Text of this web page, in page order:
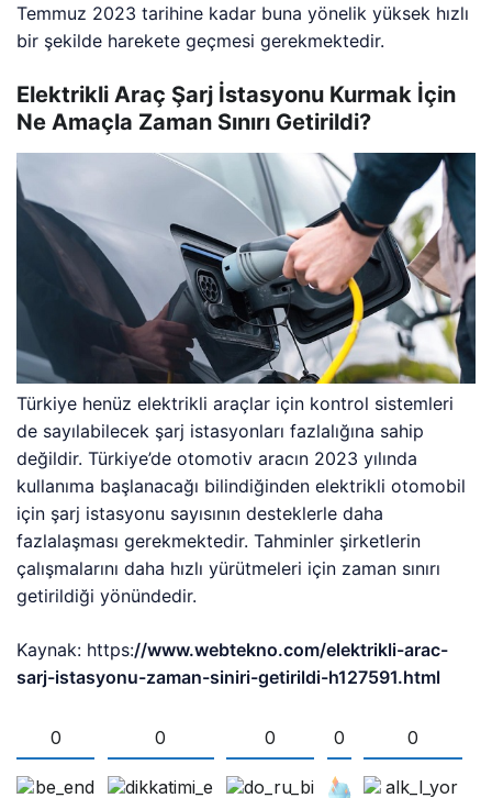
Temmuz 2023 tarihine kadar buna yönelik yüksek hızlı
bir şekilde harekete geçmesi gerekmektedir.
Elektrikli Araç Şarj İstasyonu Kurmak İçin
Ne Amaçla Zaman Sınırı Getirildi?
Türkiye henüz elektrikli araçlar için kontrol sistemleri
de sayılabilecek şarj istasyonları fazlalığına sahip
değildir. Türkiye’de otomotiv aracın 2023 yılında
kullanıma başlanacağı bilindiğinden elektrikli otomobil
için şarj istasyonu sayısının desteklerle daha
fazlalaşması gerekmektedir. Tahminler şirketlerin
çalışmalarını daha hızlı yürütmeleri için zaman sınırı
getirildiği yönündedir.
Kaynak: https://www.webtekno.com/elektrikli-arac-
sarj-istasyonu-zaman-siniri-getirildi-h127591.html
0 0 0 0 0